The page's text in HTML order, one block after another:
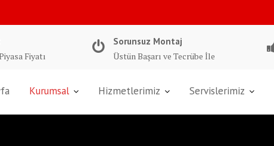
Fiyatı
Sorunsuz Montaj
Üstün Başarı ve Tecrübe İle
Kurumsal Hizmetlerimiz Servislerimiz